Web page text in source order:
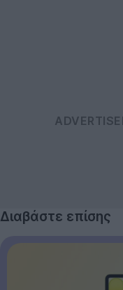
Διαβάστε επίσης